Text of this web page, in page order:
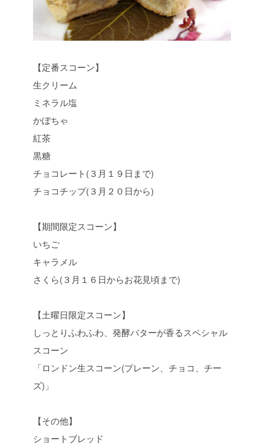
【定番スコーン】
生クリーム
ミネラル塩
かぼちゃ
紅茶
黒糖
チョコレート(３月１９日まで)
チョコチップ(３月２０日から)
【期間限定スコーン】
いちご
キャラメル
さくら(３月１６日からお花見頃まで)
【土曜日限定スコーン】
しっとりふわふわ、発酵バターが香るスペシャル
スコーン
「ロンドン生スコーン(プレーン、チョコ、チー
ズ)」
【その他】
ショートブレッド